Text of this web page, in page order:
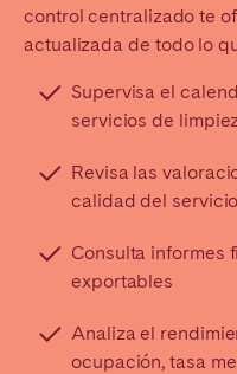
control centralizado te
actualizada de todo lo
Supervisa el
servicios de
Revisa las
calidad del servicio
Consulta informes
exportables
Analiza el
ocupación, tasa